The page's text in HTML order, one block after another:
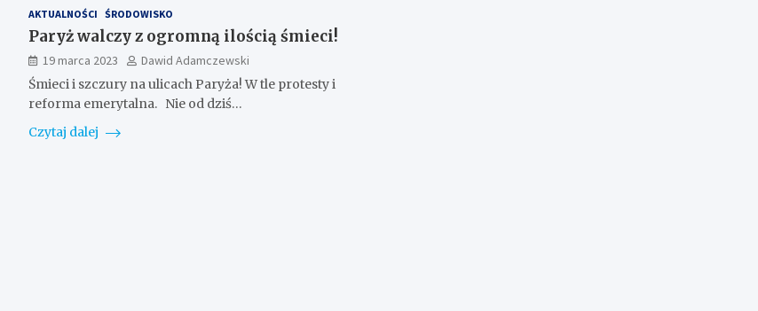
AKTUALNOŚCI ŚRODOWISKO
Paryż walczy z ogromną ilością śmieci!
19 marca 2023
Dawid Adamczewski
Śmieci i szczury na ulicach Paryża! W tle protesty i
reforma emerytalna. Nie od dziś…
Czytaj dalej